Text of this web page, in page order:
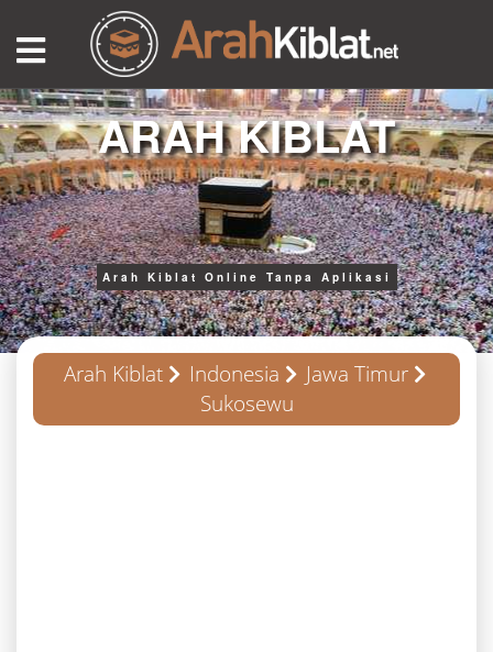
ARAH KIBLAT
Arah Kiblat Online Tanpa Aplikasi
Arah Kiblat Indonesia
Jawa Timur
Sukosewu